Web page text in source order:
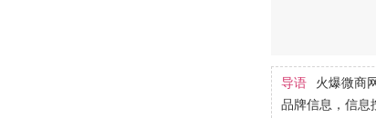
导语
火爆微商
品牌信息，信息